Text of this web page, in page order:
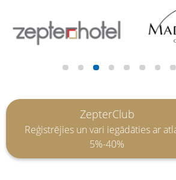
ZepterClub
Reģistrējies un vari iegādāties ar
5%-40%